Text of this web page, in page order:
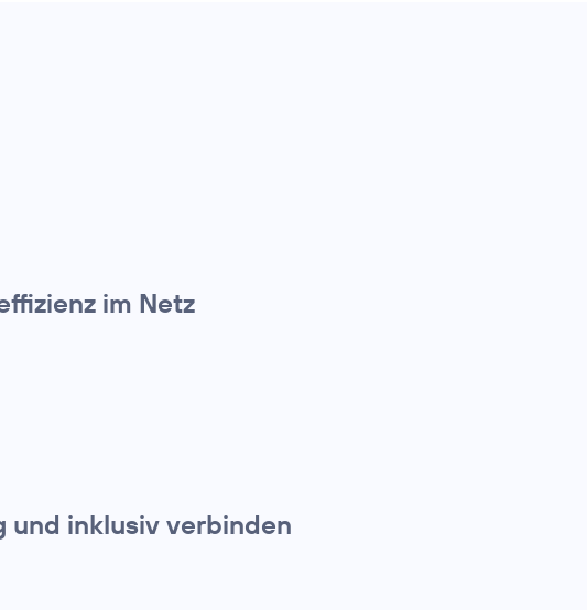
im Netz
und inklusiv verbinden